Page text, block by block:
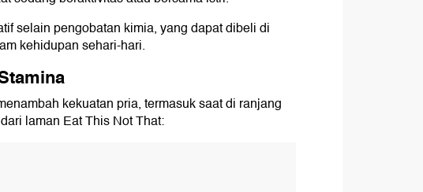
selain pengobatan kimia, yang dapat dibeli di
kehidupan sehari-hari.
kekuatan pria, termasuk saat di ranjang
laman Eat This Not That: